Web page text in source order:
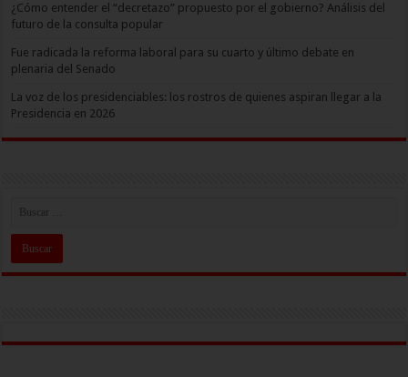
¿Cómo entender el “decretazo” propuesto por el gobierno? Análisis del
futuro de la consulta popular
Fue radicada la reforma laboral para su cuarto y último debate en
plenaria del Senado
La voz de los presidenciables: los rostros de quienes aspiran llegar a la
Presidencia en 2026